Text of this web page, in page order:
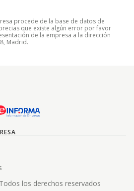
procede de la base de datos de
que existe algún error por favor
de la empresa a la dirección
Madrid.
los derechos reservados